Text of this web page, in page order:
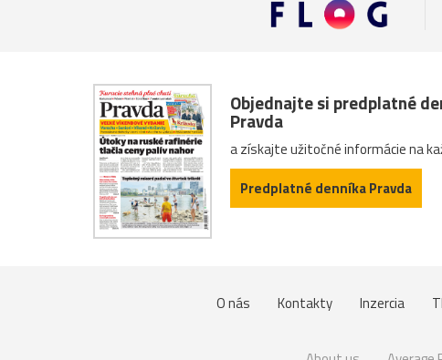
Objednajte si predplatné
Pravda
a získajte užitočné informácie na
Predplatné denníka Pravda
O nás Kontakty Inzercia